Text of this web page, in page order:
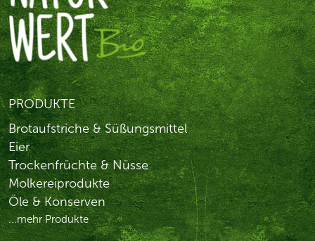
PRODUKTE
Brotaufstriche & Süßungsmittel
Eier
Trockenfrüchte & Nüsse
Molkereiprodukte
Öle & Konserven
...mehr Produkte